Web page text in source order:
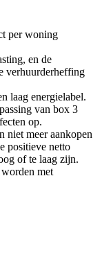
per woning
en de
verhuurderheffing
laag energielabel.
van box 3
op.
niet meer aankopen
positieve netto
of te laag zijn.
met